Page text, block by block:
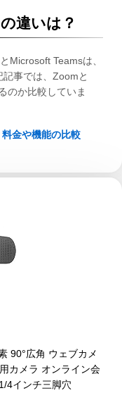
違いは？
Microsoft Teamsは、
事では、Zoomと
のか比較していま
金や機能の比較
90°広角 ウェブカメ
カメラ オンライン会
4インチ三脚穴